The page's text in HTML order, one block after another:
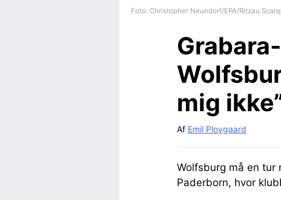
Foto: Christopher Neundorf/EPA/Ritzau
mig
Af Emil Plovgaard
Wolfsburg må en tur
Paderborn, hvor